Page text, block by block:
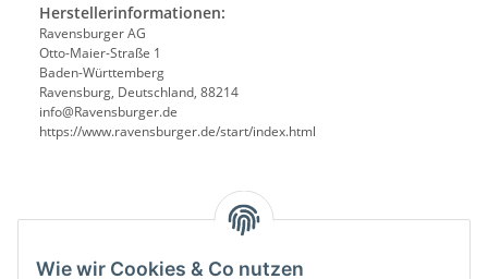
Wie wir Cookies & Co nutzen
Herstellerinformationen:
Ravensburger AG
Otto-Maier-Straße 1
Baden-Württemberg
Ravensburg, Deutschland, 88214
info@Ravensburger.de
https://www.ravensburger.de/start/index.html
Benachrichtigen, wenn verfügbar